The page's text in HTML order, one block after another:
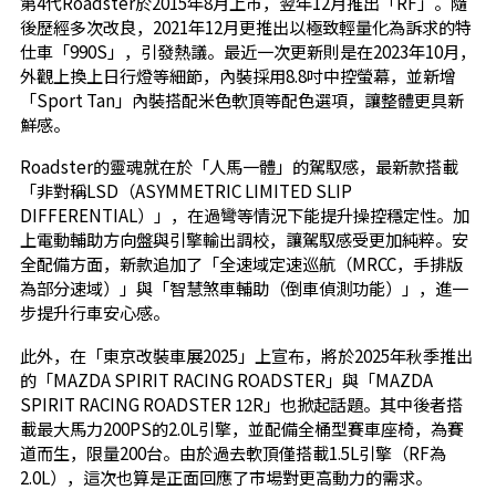
後歷經多次改良，2021年12月更推出以極致輕量化為訴求的特
仕車「990S」，引發熱議。最近一次更新則是在2023年10月，
外觀上換上日行燈等細節，內裝採用8.8吋中控螢幕，並新增
「Sport Tan」內裝搭配米色軟頂等配色選項，讓整體更具新
鮮感。
Roadster的靈魂就在於「人馬一體」的駕馭感，最新款搭載
「非對稱LSD（ASYMMETRIC LIMITED SLIP
DIFFERENTIAL）」，在過彎等情況下能提升操控穩定性。加
上電動輔助方向盤與引擎輸出調校，讓駕馭感受更加純粹。安
全配備方面，新款追加了「全速域定速巡航（MRCC，手排版
為部分速域）」與「智慧煞車輔助（倒車偵測功能）」，進一
步提升行車安心感。
此外，在「東京改裝車展2025」上宣布，將於2025年秋季推出
的「MAZDA SPIRIT RACING ROADSTER」與「MAZDA
SPIRIT RACING ROADSTER 12R」也掀起話題。其中後者搭
載最大馬力200PS的2.0L引擎，並配備全桶型賽車座椅，為賽
道而生，限量200台。由於過去軟頂僅搭載1.5L引擎（RF為
2.0L），這次也算是正面回應了市場對更高動力的需求。